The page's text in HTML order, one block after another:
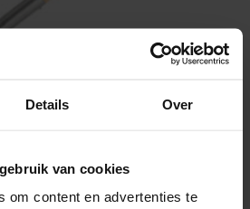
Details Over
van cookies
om content en advertenties te